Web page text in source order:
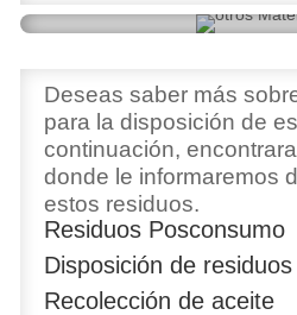
Deseas saber más
para la disposición de
continuación,
donde le informaremos
estos residuos.
Residuos Posconsumo
Disposición de
Recolección de aceite